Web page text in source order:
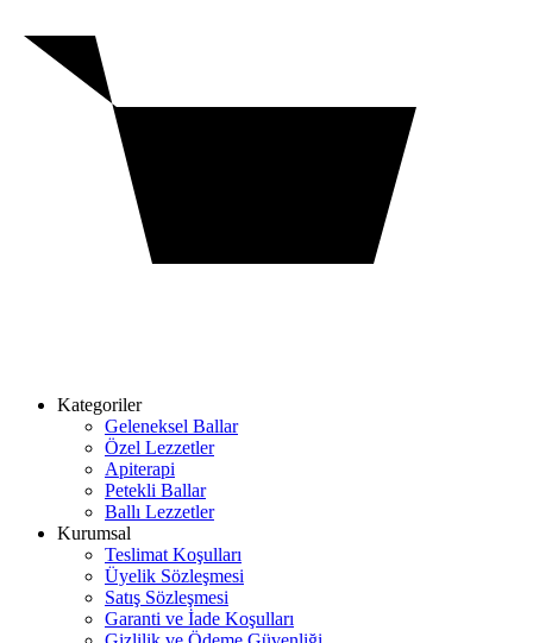
Kategoriler
Geleneksel Ballar
Özel Lezzetler
Apiterapi
Petekli Ballar
Ballı Lezzetler
Kurumsal
Teslimat Koşulları
Üyelik Sözleşmesi
Satış Sözleşmesi
Garanti ve İade Koşulları